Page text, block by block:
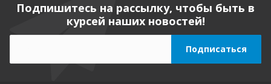
Подпишитесь на рассылку, чтобы быть в
курсей наших новостей!